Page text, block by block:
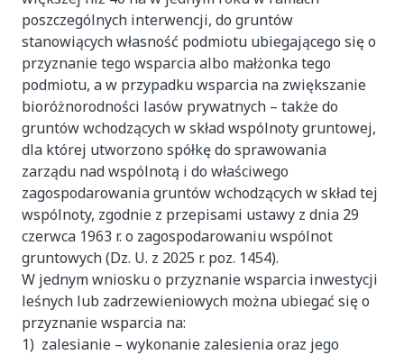
poszczególnych interwencji, do gruntów
stanowiących własność podmiotu ubiegającego się o
przyznanie tego wsparcia albo małżonka tego
podmiotu, a w przypadku wsparcia na zwiększanie
bioróżnorodności lasów prywatnych – także do
gruntów wchodzących w skład wspólnoty gruntowej,
dla której utworzono spółkę do sprawowania
zarządu nad wspólnotą i do właściwego
zagospodarowania gruntów wchodzących w skład tej
wspólnoty, zgodnie z przepisami ustawy z dnia 29
czerwca 1963 r. o zagospodarowaniu wspólnot
gruntowych (Dz. U. z 2025 r. poz. 1454).
W jednym wniosku o przyznanie wsparcia inwestycji
leśnych lub zadrzewieniowych można ubiegać się o
przyznanie wsparcia na:
1) zalesianie – wykonanie zalesienia oraz jego